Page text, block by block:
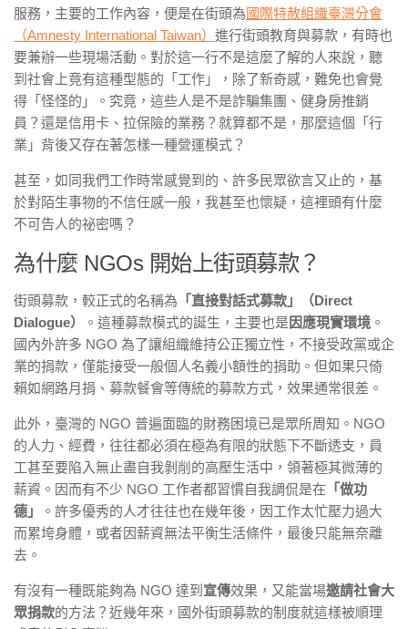
服務，主要的工作內容，便是在街頭為國際特赦組織臺灣分會
（Amnesty International Taiwan） 進行街頭教育與募款，有時也
要兼辦一些現場活動。對於這一行不是這麼了解的人來說，聽
到社會上竟有這種型態的「工作」，除了新奇感，難免也會覺
得「怪怪的」。究竟，這些人是不是詐騙集團、健身房推銷
員？還是信用卡、拉保險的業務？就算都不是，那麼這個「行
業」背後又存在著怎樣一種營運模式？
甚至，如同我們工作時常感覺到的、許多民眾欲言又止的，基
於對陌生事物的不信任感一般，我甚至也懷疑，這裡頭有什麼
不可告人的祕密嗎？
為什麼 NGOs 開始上街頭募款？
街頭募款，較正式的名稱為 「直接對話式募款」（Direct
Dialogue）
。這種募款模式的誕生，主要也是 因應現實環境 。
國內外許多 NGO 為了讓組織維持公正獨立性，不接受政黨或企
業的捐款，僅能接受一般個人名義小額性的捐助。但如果只倚
賴如網路月捐、募款餐會等傳統的募款方式，效果通常很差。
此外，臺灣的 NGO 普遍面臨的財務困境已是眾所周知。NGO
的人力、經費，往往都必須在極為有限的狀態下不斷透支，員
工甚至要陷入無止盡自我剝削的高壓生活中，領著極其微薄的
薪資。因而有不少 NGO 工作者都習慣自我調侃是在 「做功
德」
。許多優秀的人才往往也在幾年後，因工作太忙壓力過大
而累垮身體，或者因薪資無法平衡生活條件，最後只能無奈離
去。
有沒有一種既能夠為 NGO 達到 宣傳效果，又能當場邀請社會大
眾捐款的方法？近幾年來，國外街頭募款的制度就這樣被順理